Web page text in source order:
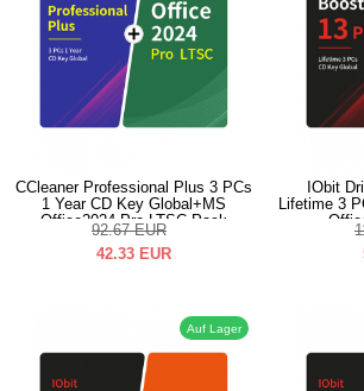
CCleaner Professional Plus 3 PCs
1 Year CD Key Global+MS
Office2024 Pro LTSC Pack
92.67 EUR
42.33 EUR
IObit
Lifetime 3
Auf Lager